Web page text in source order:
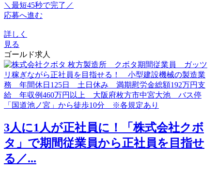
＼最短45秒で完了／
応募へ進む
詳しく
見る
ゴールド求人
3人に1人が正社員に！「株式会社クボ
タ」で期間従業員から正社員を目指せ
る／...